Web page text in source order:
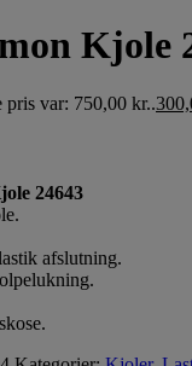
Kjole
var: 750,00 kr..
24643
afslutning.